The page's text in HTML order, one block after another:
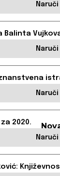
Naruči
Naruči
Naruči
Naruči